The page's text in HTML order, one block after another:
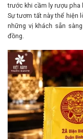
trước khi cầm ly rượu
Sự tươm tất này thể hiện
những vị khách sẵn
đồng.